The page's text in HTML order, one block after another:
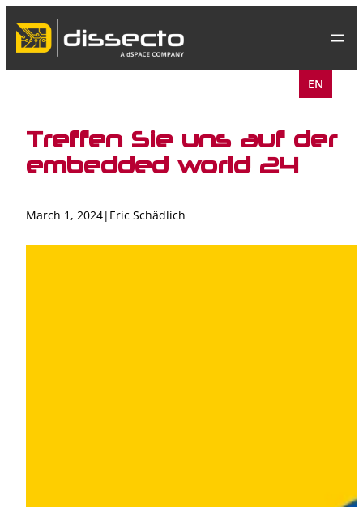
content
EN
Treffen Sie uns auf der
embedded world 24
March 1, 2024| Eric Schädlich